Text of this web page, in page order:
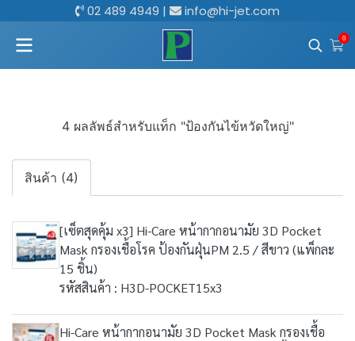
02 489 4949 | info@hi-jet.com
0
4 ผลลัพธ์สำหรับแท็ก "ป้องกันไข้หวัดใหญ่"
สินค้า (4)
[เซ็ตสุดคุ้ม x3] Hi-Care หน้ากากอนามัย 3D Pocket
Mask กรองเชื้อโรค ป้องกันฝุ่นPM 2.5 / สีขาว (แพ็กละ
15 ชิ้น)
รหัสสินค้า : H3D-POCKET15x3
Hi-Care หน้ากากอนามัย 3D Pocket Mask กรองเชื้อ